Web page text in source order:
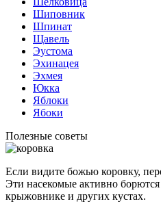
Шиповник
Шпинат
Щавель
Эустома
Эхинацея
Эхмея
Юкка
Яблоки
Ябоки
Полезные советы
Если видите божью коровку,
Эти насекомые активно
крыжовнике и других кустах.